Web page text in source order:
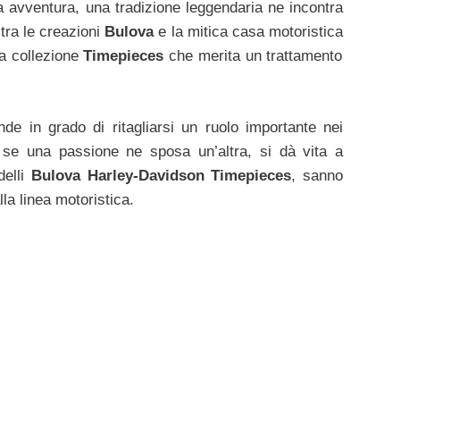
avventura, una tradizione leggendaria ne incontra
le creazioni Bulovae la mitica casa motoristica
collezioneTimepieces che merita un trattamento
in grado di ritagliarsi un ruolo importante nei
una passione ne sposa un’altra, si dà vita a
Bulova Harley-Davidson Timepieces, sanno
linea motoristica.